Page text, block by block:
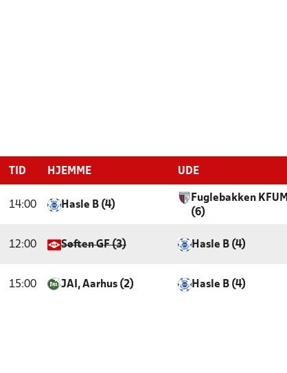
TID HJEMME UDE
14:00 Hasle B (4)
Fuglebakken KFUM
(6)
12:00 Søften GF (3) Hasle B (4)
15:00 JAI, Aarhus (2) Hasle B (4)